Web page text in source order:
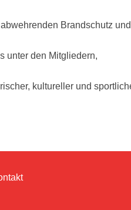
Brandschutz
unter den Mitgliedern,
kultureller und